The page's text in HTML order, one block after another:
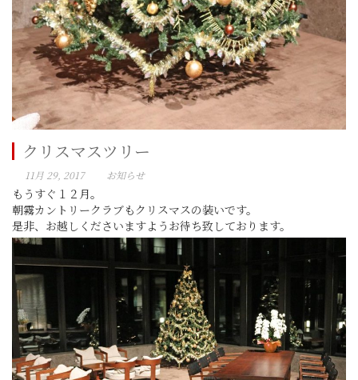
クリスマスツリー
11月 29, 2017 お知らせ
もうすぐ１２月。
朝霧カントリークラブもクリスマスの装いです。
是非、お越しくださいますようお待ち致しております。